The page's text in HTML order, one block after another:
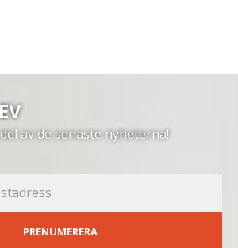
av de senaste nyheterna!
PRENUMERERA